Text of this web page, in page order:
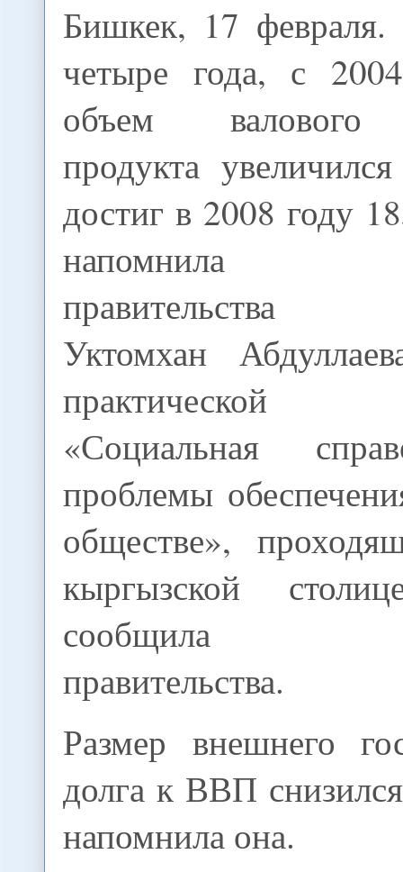
Бишкек, 17 февраля.
четыре года, с
объем валового
продукта
достиг в 2008 году
напомнила
правительства
Уктомхан
практической
«Социальная
проблемы
обществе»,
кыргызской
сообщила
правительства.
Размер внешнего
долга к ВВП
напомнила она.